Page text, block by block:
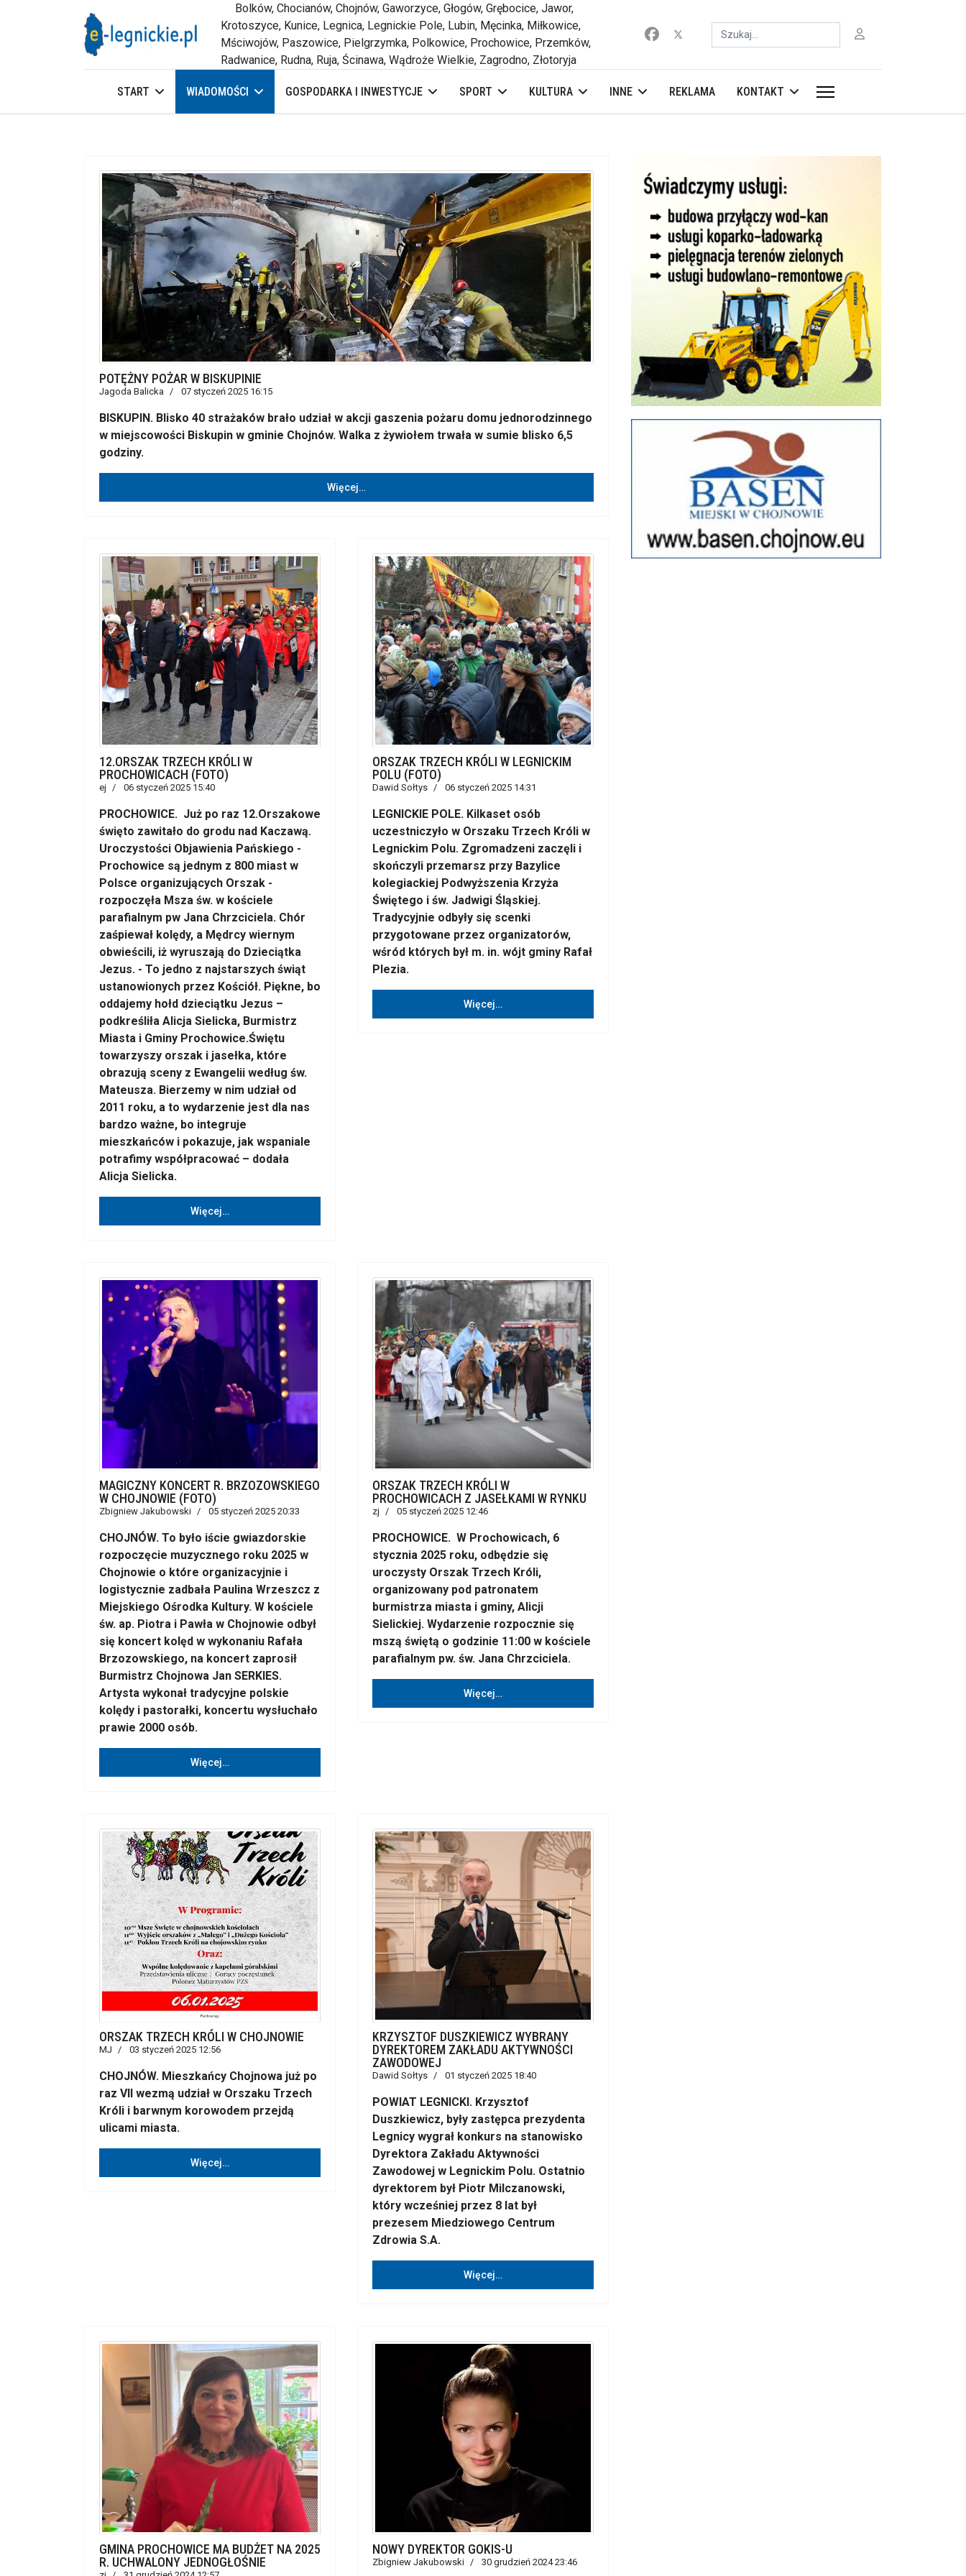
Bolków, Chocianów, Chojnów, Gaworzyce, Głogów, Grębocice, Jawor,
Krotoszyce, Kunice, Legnica, Legnickie Pole, Lubin, Męcinka, Miłkowice,
Mściwojów, Paszowice, Pielgrzymka, Polkowice, Prochowice, Przemków,
Radwanice, Rudna, Ruja, Ścinawa, Wądroże Wielkie, Zagrodno, Złotoryja
Szukaj
START WIADOMOŚCI GOSPODARKA I INWESTYCJE SPORT KULTURA INNE REKLAMA KONTAKT
POTĘŻNY POŻAR W BISKUPINIE
Jagoda Balicka 07 styczeń 2025 16:15
BISKUPIN. Blisko 40 strażaków brało udział w akcji gaszenia pożaru domu jednorodzinnego
w miejscowości Biskupin w gminie Chojnów. Walka z żywiołem trwała w sumie blisko 6,5
godziny.
Więcej…
12.ORSZAK TRZECH KRÓLI W
PROCHOWICACH (FOTO)
ej 06 styczeń 2025 15:40
PROCHOWICE. Już po raz 12.Orszakowe
święto zawitało do grodu nad Kaczawą.
Uroczystości Objawienia Pańskiego -
Prochowice są jednym z 800 miast w
Polsce organizujących Orszak -
rozpoczęła Msza św. w kościele
parafialnym pw Jana Chrzciciela. Chór
zaśpiewał kolędy, a Mędrcy wiernym
obwieścili, iż wyruszają do Dzieciątka
Jezus. - To jedno z najstarszych świąt
ustanowionych przez Kościół. Piękne, bo
oddajemy hołd dzieciątku Jezus –
podkreśliła Alicja Sielicka, Burmistrz
Miasta i Gminy Prochowice.Świętu
towarzyszy orszak i jasełka, które
obrazują sceny z Ewangelii według św.
Mateusza. Bierzemy w nim udział od
2011 roku, a to wydarzenie jest dla nas
bardzo ważne, bo integruje
mieszkańców i pokazuje, jak wspaniale
potrafimy współpracować – dodała
Alicja Sielicka.
Więcej…
ORSZAK TRZECH KRÓLI W LEGNICKIM
POLU (FOTO)
Dawid Sołtys 06 styczeń 2025 14:31
LEGNICKIE POLE. Kilkaset osób
uczestniczyło w Orszaku Trzech Króli w
Legnickim Polu. Zgromadzeni zaczęli i
skończyli przemarsz przy Bazylice
kolegiackiej Podwyższenia Krzyża
Świętego i św. Jadwigi Śląskiej.
Tradycyjnie odbyły się scenki
przygotowane przez organizatorów,
wśród których był m. in. wójt gminy Rafał
Plezia.
Więcej…
MAGICZNY KONCERT R. BRZOZOWSKIEGO
W CHOJNOWIE (FOTO)
Zbigniew Jakubowski 05 styczeń 2025 20:33
CHOJNÓW. To było iście gwiazdorskie
rozpoczęcie muzycznego roku 2025 w
Chojnowie o które organizacyjnie i
logistycznie zadbała Paulina Wrzeszcz z
Miejskiego Ośrodka Kultury. W kościele
św. ap. Piotra i Pawła w Chojnowie odbył
się koncert kolęd w wykonaniu Rafała
Brzozowskiego, na koncert zaprosił
Burmistrz Chojnowa Jan SERKIES.
Artysta wykonał tradycyjne polskie
kolędy i pastorałki, koncertu wysłuchało
prawie 2000 osób.
Więcej…
ORSZAK TRZECH KRÓLI W
PROCHOWICACH Z JASEŁKAMI W RYNKU
zj 05 styczeń 2025 12:46
PROCHOWICE. W Prochowicach, 6
stycznia 2025 roku, odbędzie się
uroczysty Orszak Trzech Króli,
organizowany pod patronatem
burmistrza miasta i gminy, Alicji
Sielickiej. Wydarzenie rozpocznie się
mszą świętą o godzinie 11:00 w kościele
parafialnym pw. św. Jana Chrzciciela.
Więcej…
ORSZAK TRZECH KRÓLI W CHOJNOWIE
MJ 03 styczeń 2025 12:56
CHOJNÓW. Mieszkańcy Chojnowa już po
raz VII wezmą udział w Orszaku Trzech
Króli i barwnym korowodem przejdą
ulicami miasta.
Więcej…
KRZYSZTOF DUSZKIEWICZ WYBRANY
DYREKTOREM ZAKŁADU AKTYWNOŚCI
ZAWODOWEJ
Dawid Sołtys 01 styczeń 2025 18:40
POWIAT LEGNICKI. Krzysztof
Duszkiewicz, były zastępca prezydenta
Legnicy wygrał konkurs na stanowisko
Dyrektora Zakładu Aktywności
Zawodowej w Legnickim Polu. Ostatnio
dyrektorem był Piotr Milczanowski,
który wcześniej przez 8 lat był
prezesem Miedziowego Centrum
Zdrowia S.A.
Więcej…
GMINA PROCHOWICE MA BUDŻET NA 2025
R. UCHWALONY JEDNOGŁOŚNIE
NOWY DYREKTOR GOKIS-U
Zbigniew Jakubowski 30 grudzień 2024 23:46